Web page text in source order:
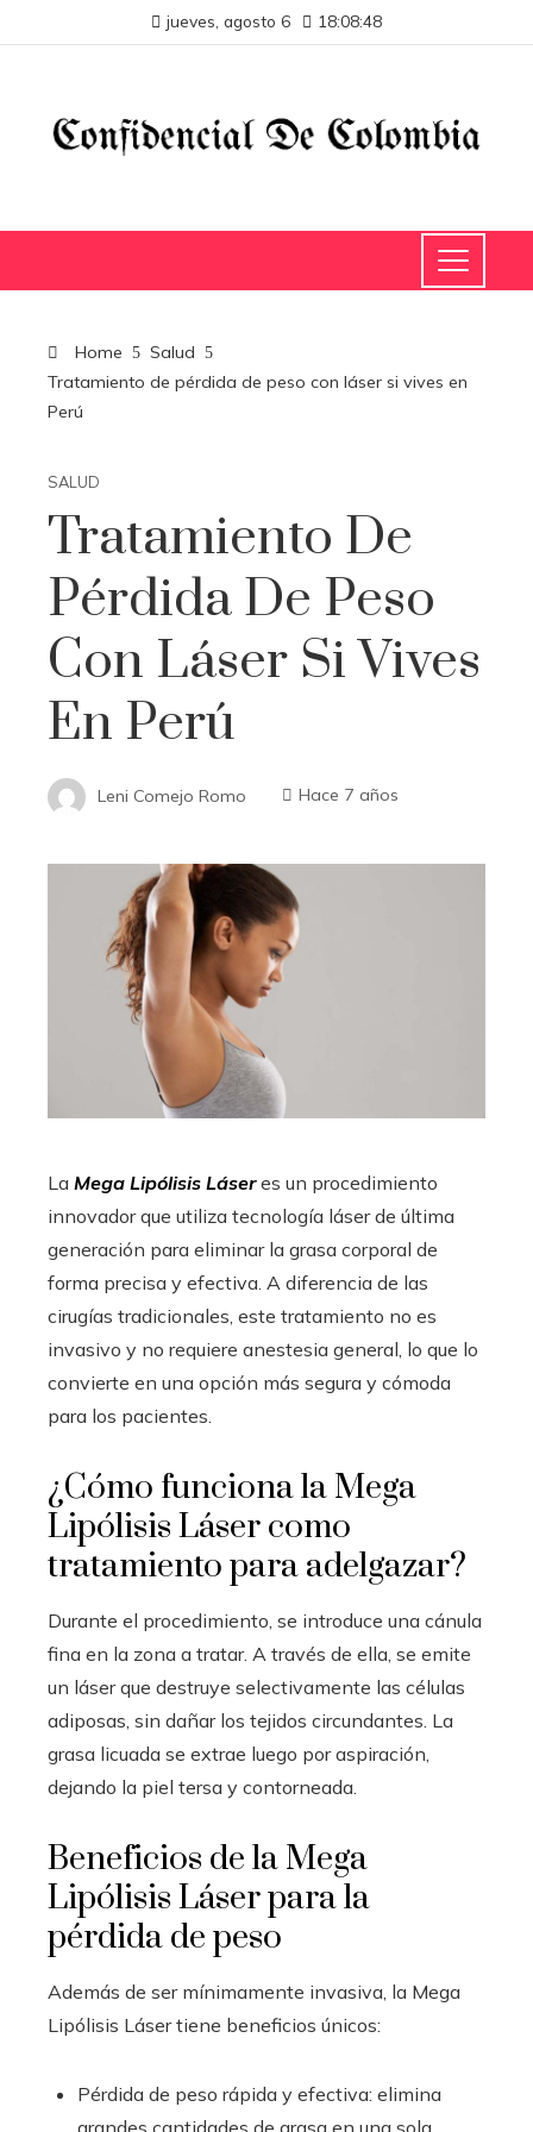
jueves, agosto 6 18:08:49
Home
Salud
Tratamiento de pérdida de peso con láser si vives en
Perú
SALUD
Tratamiento De
Pérdida De Peso
Con Láser Si Vives
En Perú
Leni Comejo Romo Hace 7 años
La Mega Lipólisis Láseres un procedimiento
innovador que utiliza tecnología láser de última
generación para eliminar la grasa corporal de
forma precisa y efectiva. A diferencia de las
cirugías tradicionales, este tratamiento no es
invasivo y no requiere anestesia general, lo que lo
convierte en una opción más segura y cómoda
para los pacientes.
¿Cómo funciona la Mega
Lipólisis Láser como
tratamiento para adelgazar?
Durante el procedimiento, se introduce una cánula
fina en la zona a tratar. A través de ella, se emite
un láser que destruye selectivamente las células
adiposas, sin dañar los tejidos circundantes. La
grasa licuada se extrae luego por aspiración,
dejando la piel tersa y contorneada.
Beneficios de la Mega
Lipólisis Láser para la
pérdida de peso
Además de ser mínimamente invasiva, la Mega
Lipólisis Láser tiene beneficios únicos:
Pérdida de peso rápida y efectiva: elimina